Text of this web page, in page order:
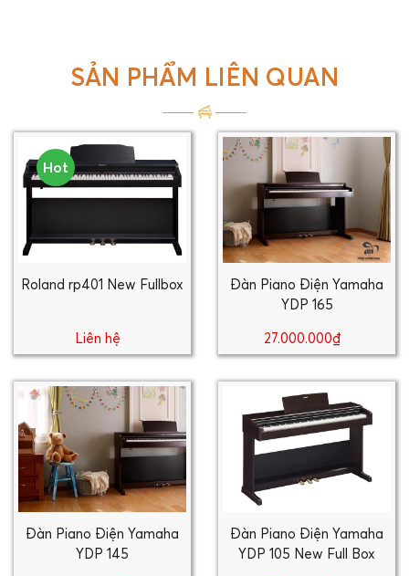
SẢN PHẨM LIÊN QUAN
Hot
Roland rp401 New Fullbox
Liên hệ
Đàn Piano Điện Yamaha
YDP 165
27.000.000₫
Đàn Piano Điện Yamaha
YDP 145
Đàn Piano Điện Yamaha
YDP 105 New Full Box